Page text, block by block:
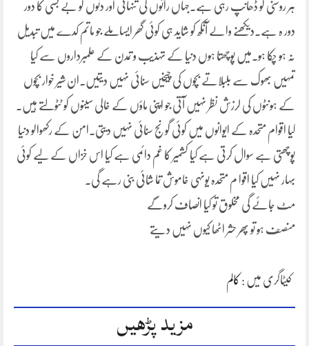
ہر روشنی کو ڈھانپ رہی ہے۔جہاں راتوں کی تنہائی اور دنوں کو بے بسی کا دور
دور ہ ہے۔دیکھنے والے آنکھ کو شاید ہی کوئی گھر ایساملے جو ماتم کدے میں تبدیل
نہ ہو چکا ہو۔میں پوچھتا ہوں دنیا کے تہذیب و تمدن کے علمبرداروں سے کیا
تمہیں بھوک سے بلبلاتے بچوں کی چیخیں سنائی نہیں دیتیں۔ان شیر خوار بچوں
کے ہونٹوں کی لرزش نظر نہیں آتی جو اپنی ماؤں کے خالی سینوں کو ٹٹولتے ہیں۔
کیا اقوام متحدہ کے ایوانوں میں کوئی گونج سنائی نہیں دیتی۔امن کے رکھوالو دنیا
پوچھتی ہے سوال کرتی ہے کیا کشمیر کا غم دائمی ہے کیا اس خزاں کے لیے کوئی
بہار نہیں کیا اقوا م متحدہ یونہی خاموش تما شائی بنی رہے گی۔
مٹ جائے گی مخلوق تو کیا انصاف کروگے
منصف ہو تو پھر حشر اٹھا کیوں نہیں دیتے
کیٹاگری میں : کالم
مزید پڑھیں